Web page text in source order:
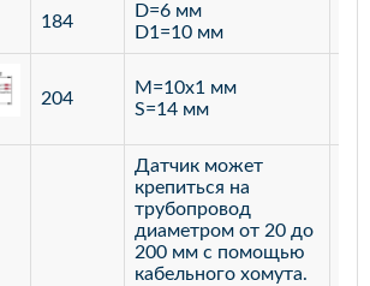
184
D=6 мм
D1=10 мм
204
M=10х1 мм
S=14 мм
Датчик может
крепиться на
трубопровод
диаметром от 20 до
200 мм с помощью
кабельного хомута.